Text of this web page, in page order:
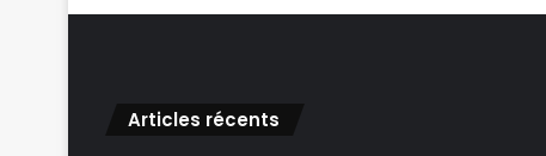
Articles récents